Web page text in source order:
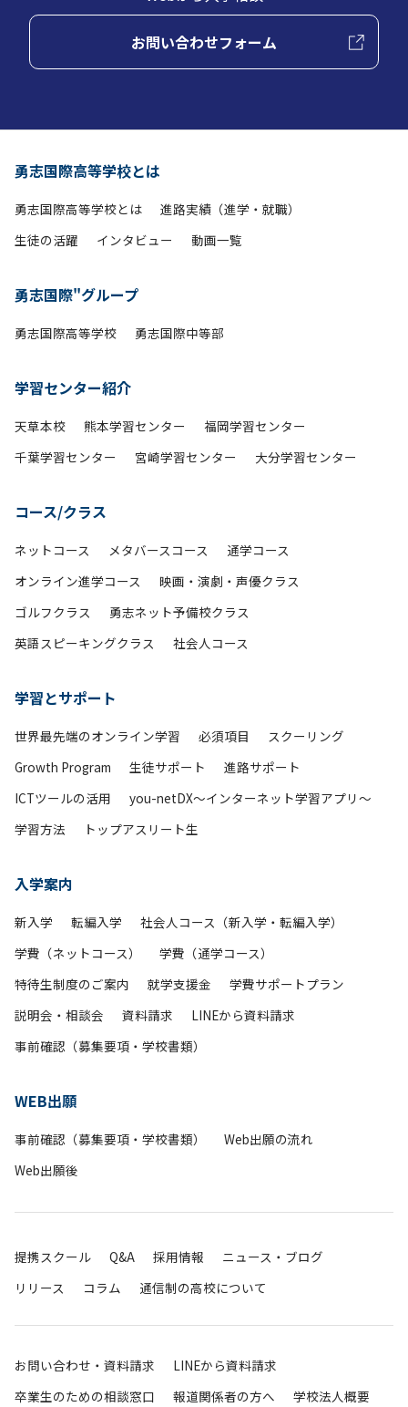
お問い合わせフォーム
勇志国際高等学校とは
勇志国際高等学校とは
進路実績（進学・就職）
生徒の活躍
インタビュー 動画一覧
勇志国際"グループ
勇志国際高等学校 勇志国際中等部
学習センター紹介
天草本校 熊本学習センター
福岡学習センター
千葉学習センター
宮崎学習センター 大分学習センター
コース/クラス
ネットコース メタバースコース
通学コース
オンライン進学コース
映画・演劇・声優クラス
ゴルフクラス
勇志ネット予備校クラス
英語スピーキングクラス
社会人コース
学習とサポート
世界最先端のオンライン学習 必須項目
スクーリング
Growth Program
生徒サポート
進路サポート
ICTツールの活用
you-netDX～インターネット学習アプリ～
学習方法
トップアスリート生
入学案内
新入学 転編入学
社会人コース（新入学・転編入学）
学費（ネットコース）
学費（通学コース）
特待生制度のご案内
就学支援金
学費サポートプラン
説明会・相談会
資料請求
LINEから資料請求
事前確認（募集要項・学校書類）
WEB出願
事前確認（募集要項・学校書類）
Web出願の流れ
Web出願後
提携スクール Q&A 採用情報
ニュース・ブログ
リリース
コラム 通信制の高校について
お問い合わせ・資料請求
LINEから資料請求
卒業生のための相談窓口
報道関係者の方へ
学校法人概要